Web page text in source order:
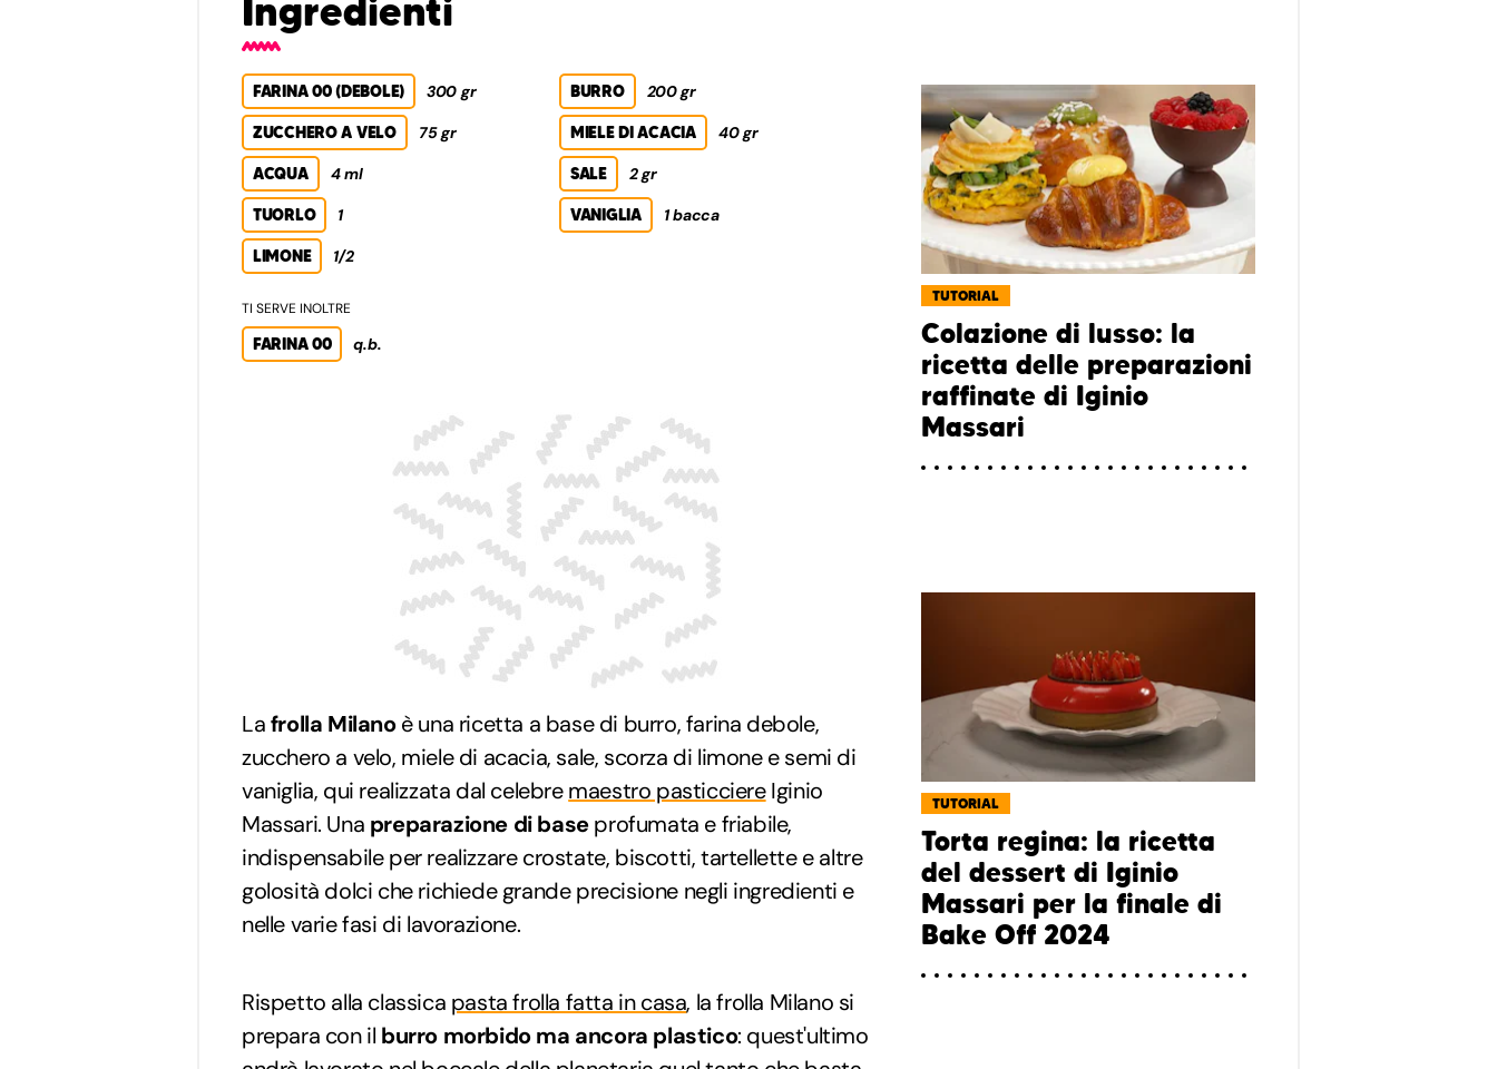
Ingredienti
FARINA 00 (DEBOLE) 300 gr BURRO 200 gr
ZUCCHERO A VELO 75 gr MIELE DI ACACIA 40 gr
ACQUA 4 ml SALE 2 gr
TUORLO 1 VANIGLIA 1 bacca
LIMONE 1/2
TI SERVE INOLTRE
FARINA 00 q.b.
Lafrolla Milanoè una ricetta a base di burro, farina debole,
zucchero a velo, miele di acacia, sale, scorza di limone e semi di
vaniglia, qui realizzata dal celebremaestro pasticciereIginio
Massari. Una preparazione di baseprofumata e friabile,
indispensabile per realizzare crostate, biscotti, tartellette e altre
golosità dolci che richiede grande precisione negli ingredienti e
nelle varie fasi di lavorazione.
Rispetto alla classica pasta frolla fatta in casa, la frolla Milano si
prepara con il burro morbido ma ancora plastico: quest'ultimo
TUTORIAL
Colazione di lusso: la
ricetta delle preparazioni
raffinate di Iginio
Massari
TUTORIAL
Torta regina: la ricetta
del dessert di Iginio
Massari per la finale di
Bake Off 2024